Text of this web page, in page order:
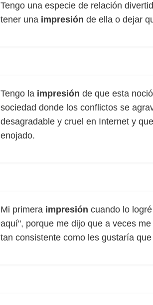
Tengo una especie de relación
tener una impresión de ella o dejar
Tengo la impresión de que esta
sociedad donde los conflictos se
desagradable y cruel en Internet y
enojado.
Mi primera impresión cuando lo
aquí", porque me dijo que a veces
tan consistente como les gustaría